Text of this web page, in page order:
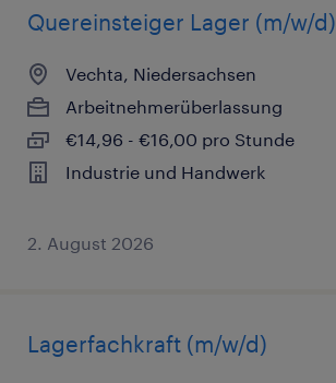
Quereinsteiger Lager (m/w/d)
Vechta, Niedersachsen
Arbeitnehmerüberlassung
€14,96 - €16,00 pro Stunde
Industrie und Handwerk
2. August 2026
Lagerfachkraft (m/w/d)